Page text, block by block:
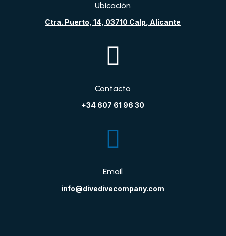
Ubicación
Ctra. Puerto, 14, 03710 Calp, Alicante

Contacto
+34 607 61 96 30

Email
info@divedivecompany.com